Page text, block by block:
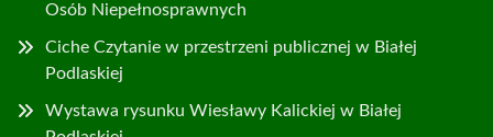
Osób Niepełnosprawnych
Ciche Czytanie w przestrzeni publicznej w Białej
Podlaskiej
Wystawa rysunku Wiesławy Kalickiej w Białej